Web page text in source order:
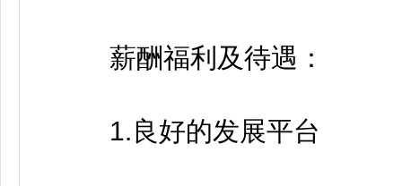
薪酬福利及待遇：
1.良好的发展平台